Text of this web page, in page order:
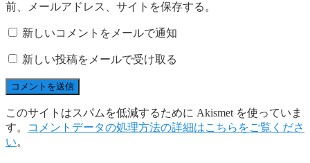
前、メールアドレス、サイトを保存する。
新しいコメントをメールで通知
新しい投稿をメールで受け取る
このサイトはスパムを低減するために Akismet を使っていま
す。
コメントデータの処理方法の詳細はこちらをご覧くださ
い。